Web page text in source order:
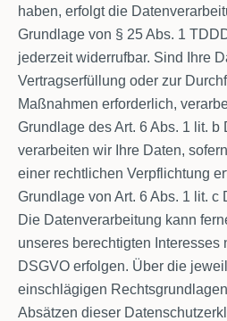
haben, erfolgt die
Grundlage von § 25 Abs. 1
jederzeit widerrufbar. Sind Ihre
Vertragserfüllung oder zur
Maßnahmen erforderlich,
Grundlage des Art. 6 Abs. 1 lit. b
verarbeiten wir Ihre Daten,
einer rechtlichen Verpflichtung
Grundlage von Art. 6 Abs. 1 lit. c
Die Datenverarbeitung kann
unseres berechtigten Interesses
DSGVO erfolgen. Über die
einschlägigen
Absätzen dieser